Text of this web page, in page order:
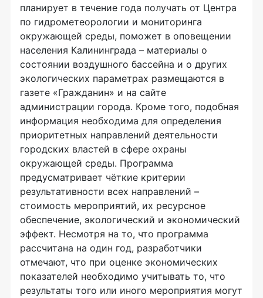
планирует в течение года получать от Центра
по гидрометеорологии и мониторинга
окружающей среды, поможет в оповещении
населения Калининграда – материалы о
состоянии воздушного бассейна и о других
экологических параметрах размещаются в
газете «Гражданин» и на сайте
администрации города. Кроме того, подобная
информация необходима для определения
приоритетных направлений деятельности
городских властей в сфере охраны
окружающей среды. Программа
предусматривает чёткие критерии
результативности всех направлений –
стоимость мероприятий, их ресурсное
обеспечение, экологический и экономический
эффект. Несмотря на то, что программа
рассчитана на один год, разработчики
отмечают, что при оценке экономических
показателей необходимо учитывать то, что
результаты того или иного мероприятия могут